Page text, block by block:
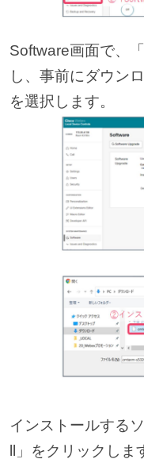
Software画面で、
し、事前にダウン
を選択します。
インストールする
ll」をクリックし